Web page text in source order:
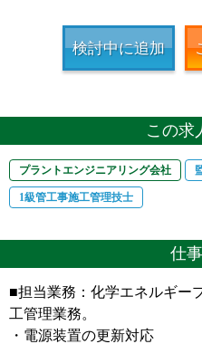
検討中に追加
この求
プラントエンジニアリング会社
1級管工事施工管理技士
仕
■担当業務：化学エネルギー
工管理業務。
・電源装置の更新対応